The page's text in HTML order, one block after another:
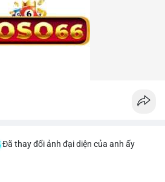
Đã thay đổi ảnh đại diện của anh ấy